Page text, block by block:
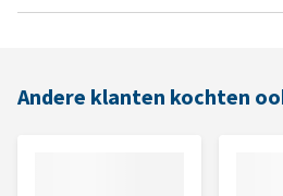
Andere klanten kochten